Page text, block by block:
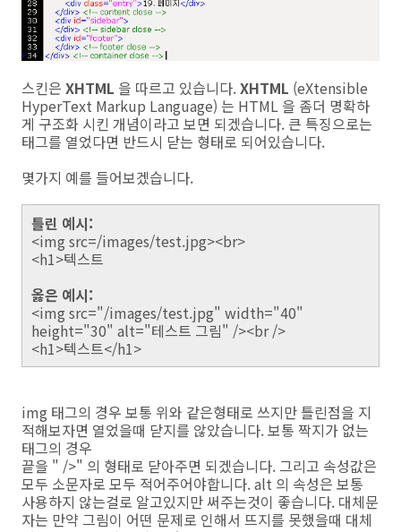
스킨은 XHTML 을 따르고 있습니다.XHTML (eXtensible
HyperText Markup Language) 는 HTML 을 좀더 명확하
게 구조화 시킨 개념이라고 보면 되겠습니다. 큰 특징으로는
태그를 열었다면 반드시 닫는 형태로 되어있습니다.
몇가지 예를 들어보겠습니다.
틀린 예시:
<img src=/images/test.jpg><br>
<h1>텍스트
옳은 예시:
<img src="/images/test.jpg" width="40"
height="30" alt="테스트 그림" /><br />
<h1>텍스트</h1>
img 태그의 경우 보통 위와 같은형태로 쓰지만 틀린점을 지
적해보자면 열었을때 닫지를 않았습니다. 보통 짝지가 없는
태그의 경우
끝을 " />" 의 형태로 닫아주면 되겠습니다. 그리고 속성값은
모두 소문자로 모두 적어주어야합니다. alt 의 속성은 보통
사용하지 않는걸로 알고있지만 써주는것이 좋습니다. 대체문
자는 만약 그림이 어떤 문제로 인해서 뜨지를 못했을때 대체